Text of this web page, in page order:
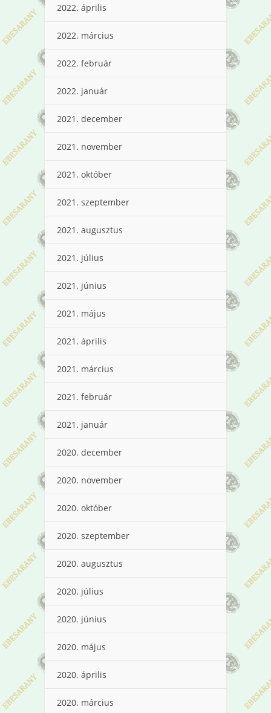
2022. április
2022. március
2022. február
2022. január
2021. december
2021. november
2021. október
2021. szeptember
2021. augusztus
2021. július
2021. június
2021. május
2021. április
2021. március
2021. február
2021. január
2020. december
2020. november
2020. október
2020. szeptember
2020. augusztus
2020. július
2020. június
2020. május
2020. április
2020. március